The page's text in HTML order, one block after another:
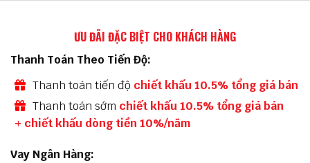
ƯU ĐÃI ĐẶC BIỆT CHO KHÁCH HÀNG
Thanh Toán Theo Tiến Độ:
Thanh toán tiến độ chiết khấu 10.5% tổng giá bán
Thanh toán sớm chiết khấu 10.5% tổng giá bán
+ chiết khấu dòng tiền 10%/năm
Vay Ngân Hàng: